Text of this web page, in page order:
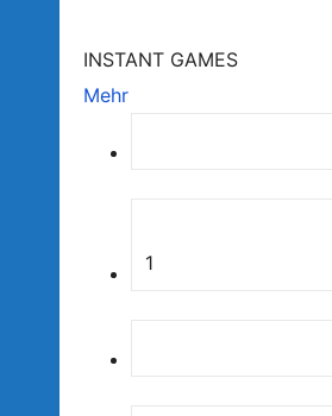
INSTANT GAMES
Mehr
1